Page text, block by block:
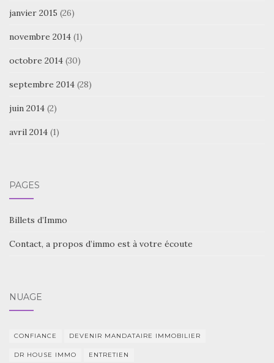
janvier 2015 (26)
novembre 2014 (1)
octobre 2014 (30)
septembre 2014 (28)
juin 2014 (2)
avril 2014 (1)
PAGES
Billets d’Immo
Contact, a propos d’immo est à votre écoute
NUAGE
CONFIANCE DEVENIR MANDATAIRE IMMOBILIER
DR HOUSE IMMO ENTRETIEN